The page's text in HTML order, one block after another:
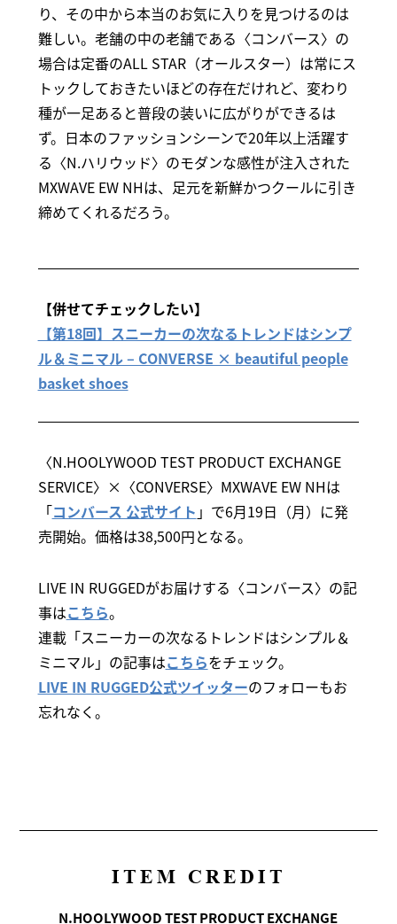
り、その中から本当のお気に入りを見つけるのは
難しい。老舗の中の老舗である〈コンバース〉の
場合は定番のALL STAR（オールスター）は常にス
トックしておきたいほどの存在だけれど、変わり
種が一足あると普段の装いに広がりができるは
ず。日本のファッションシーンで20年以上活躍す
る〈N.ハリウッド〉のモダンな感性が注入された
MXWAVE EW NHは、足元を新鮮かつクールに引き
締めてくれるだろう。
【併せてチェックしたい】
【第18回】スニーカーの次なるトレンドはシンプ
ル＆ミニマル – CONVERSE × beautiful people
basket shoes
〈N.HOOLYWOOD TEST PRODUCT EXCHANGE
SERVICE〉×〈CONVERSE〉MXWAVE EW NHは
「コンバース 公式サイト 」で6月19日（月）に発
売開始。価格は38,500円となる。
LIVE IN RUGGEDがお届けする〈コンバース〉の記
事はこちら。
連載「スニーカーの次なるトレンドはシンプル＆
ミニマル」の記事はこちらをチェック。
LIVE IN RUGGED公式ツイッターのフォローもお
忘れなく。
ITEM CREDIT
N.HOOLYWOOD TEST PRODUCT EXCHANGE